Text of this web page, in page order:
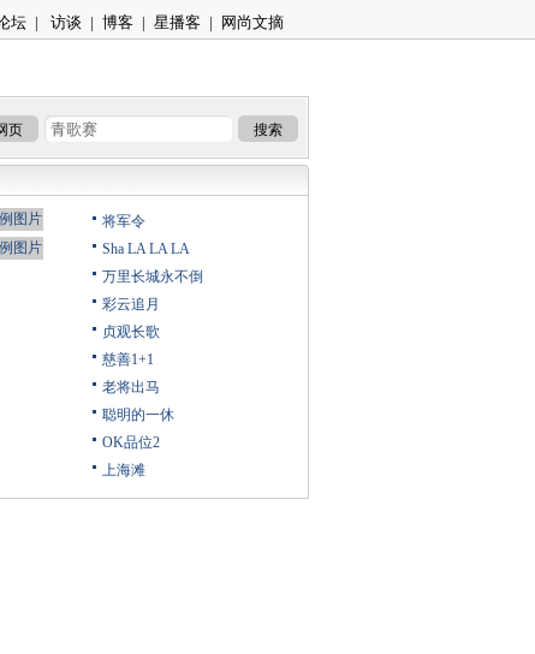
坛 | 访谈 | 博客 | 星播客 | 网尚文摘
页 搜索
将军令
Sha LA LA LA
万里长城永不倒
彩云追月
贞观长歌
慈善1+1
老将出马
聪明的一休
OK品位2
上海滩